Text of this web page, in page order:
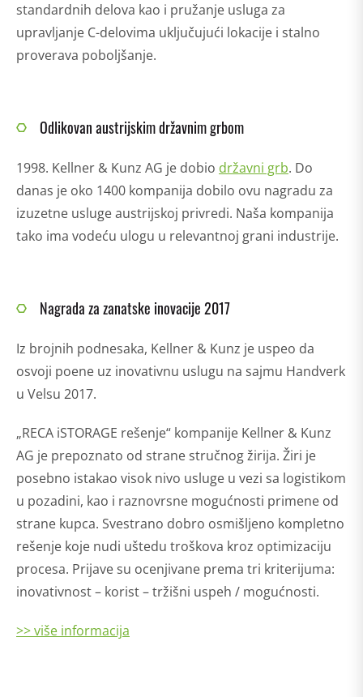
standardnih delova kao i pružanje usluga za
upravljanje C-delovima uključujući lokacije i stalno
proverava poboljšanje.
Odlikovan austrijskim državnim grbom
1998. Kellner & Kunz AG je dobio državni grb. Do
danas je oko 1400 kompanija dobilo ovu nagradu za
izuzetne usluge austrijskoj privredi. Naša kompanija
tako ima vodeću ulogu u relevantnoj grani industrije.
Nagrada za zanatske inovacije 2017
Iz brojnih podnesaka, Kellner & Kunz je uspeo da
osvoji poene uz inovativnu uslugu na sajmu Handverk
u Velsu 2017.
„RECA iSTORAGE rešenje“ kompanije Kellner & Kunz
AG je prepoznato od strane stručnog žirija. Žiri je
posebno istakao visok nivo usluge u vezi sa logistikom
u pozadini, kao i raznovrsne mogućnosti primene od
strane kupca. Svestrano dobro osmišljeno kompletno
rešenje koje nudi uštedu troškova kroz optimizaciju
procesa. Prijave su ocenjivane prema tri kriterijuma:
inovativnost – korist – tržišni uspeh / mogućnosti.
>> više informacija